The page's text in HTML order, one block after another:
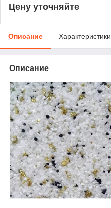
Цену уточняйте
Описание Характеристики
Описание